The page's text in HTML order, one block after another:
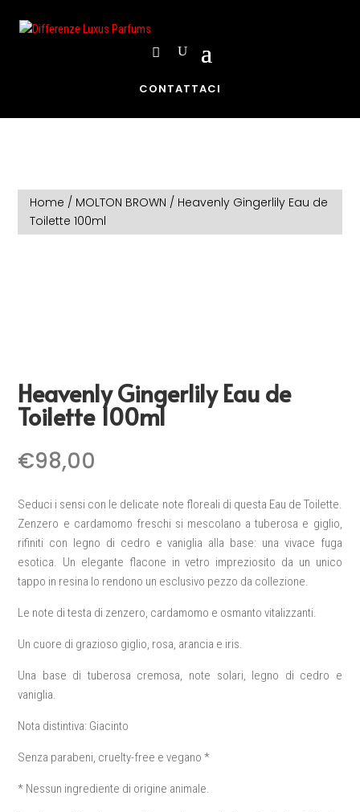
CONTATTACI
Home / MOLTON BROWN / Heavenly Gingerlily Eau de
Toilette 100ml
Heavenly Gingerlily Eau de
Toilette 100ml
€98,00
Seduci i sensi con le delicate note floreali di questa Eau de Toilette.
Zenzero e cardamomo freschi si mescolano a tuberosa e giglio,
rifiniti con legno di cedro e vaniglia alla base: una vivace fuga
esotica. Un elegante flacone in vetro impreziosito da un unico
tappo in resina lo rendono un esclusivo pezzo da collezione.
Le note di testa di zenzero, cardamomo e osmanto vitalizzanti.
Un cuore di grazioso giglio, rosa, arancia e iris.
Una base di tuberosa cremosa, note solari, legno di cedro e
vaniglia.
Nota distintiva: Giacinto
Senza parabeni, cruelty-free e vegano *
* Nessun ingrediente di origine animale.